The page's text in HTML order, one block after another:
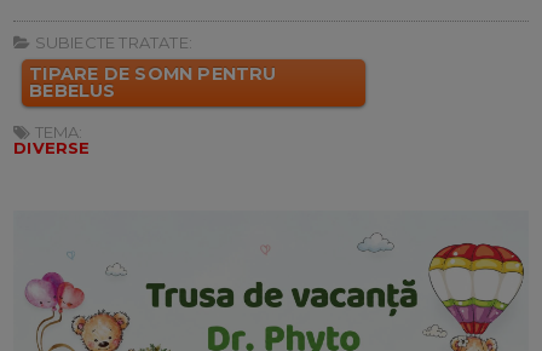
SUBIECTE TRATATE:
TIPARE DE SOMN PENTRU
BEBELUS
TEMA:
DIVERSE